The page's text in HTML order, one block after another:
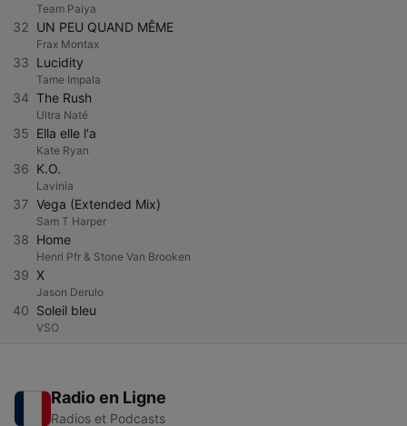
Team Paiya
32 UN PEU QUAND MÊME
Frax Montax
33 Lucidity
Tame Impala
34 The Rush
Ultra Naté
35 Ella elle l'a
Kate Ryan
36 K.O.
Lavinia
37 Vega (Extended Mix)
Sam T Harper
38 Home
Henri Pfr & Stone Van Brooken
39 X
Jason Derulo
40 Soleil bleu
VSO
Radio en Ligne
Radios et Podcasts